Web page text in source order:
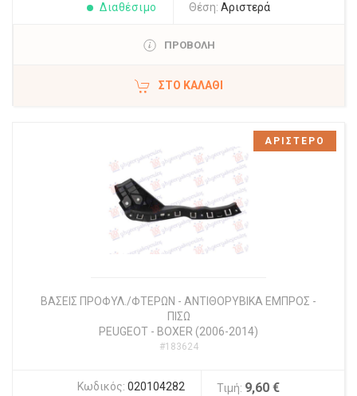
Διαθέσιμο Θέση: Αριστερά
ΠΡΟΒΟΛΗ
ΣΤΟ ΚΑΛΆΘΙ
ΒΑΣΕΙΣ ΠΡΟΦΥΛ./ΦΤΕΡΩΝ - ΑΝΤΙΘΟΡΥΒΙΚΑ ΕΜΠΡΟΣ -
ΠΙΣΩ
PEUGEOT - BOXER (2006-2014)
#183624
Κωδικός: 020104282 Τιμή: 9,60 €
ΑΡΙΣΤΕΡΟ